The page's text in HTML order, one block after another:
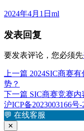
发
于
2024年4月1日 作
ml
发表回复
要发表评论，您必须先
文
章
导
航
上一篇 上
文
章：
2024SIC商赛
势？
下一篇 下
篇
文
SIC商赛竞赛
沪ICP备2023003166号-
💬 在线客服
✕